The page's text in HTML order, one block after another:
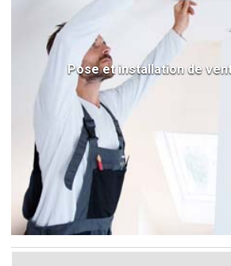
Pose et installation de